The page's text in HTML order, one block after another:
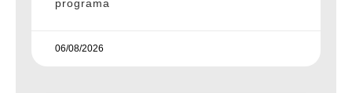
programa
06/08/2026